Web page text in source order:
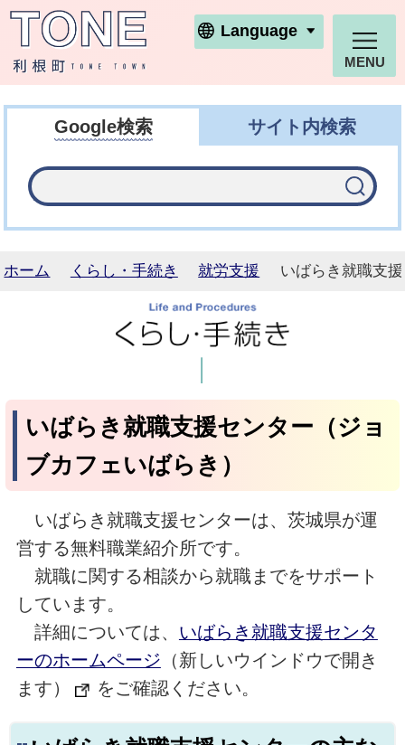
利根町ホームページ
Language
MENU
Google検索 サイト内検索
ホーム くらし・手続き 就労支援 いばらき就職支
いばらき就職支援センター（ジョ
ブカフェいばらき）
いばらき就職支援センターは、茨城県が運
営する無料職業紹介所です。
就職に関する相談から就職までをサポート
しています。
詳細については、 いばらき就職支援センタ
ーのホームページ （新しいウインドウで開き
ます）
をご確認ください。